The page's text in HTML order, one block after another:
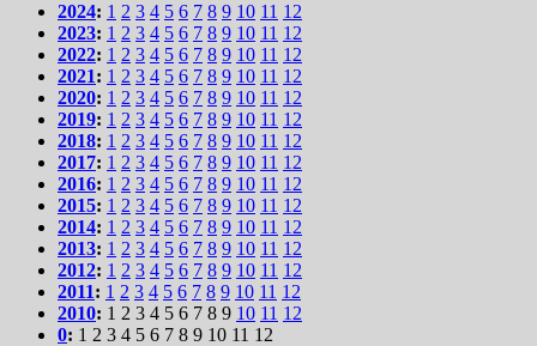
2024: 1 2 3 4 5 6 7 8 9 10 11 12
2023: 1 2 3 4 5 6 7 8 9 10 11 12
2022: 1 2 3 4 5 6 7 8 9 10 11 12
2021: 1 2 3 4 5 6 7 8 9 10 11 12
2020: 1 2 3 4 5 6 7 8 9 10 11 12
2019: 1 2 3 4 5 6 7 8 9 10 11 12
2018: 1 2 3 4 5 6 7 8 9 10 11 12
2017: 1 2 3 4 5 6 7 8 9 10 11 12
2016: 1 2 3 4 5 6 7 8 9 10 11 12
2015: 1 2 3 4 5 6 7 8 9 10 11 12
2014: 1 2 3 4 5 6 7 8 9 10 11 12
2013: 1 2 3 4 5 6 7 8 9 10 11 12
2012: 1 2 3 4 5 6 7 8 9 10 11 12
2011: 1 2 3 4 5 6 7 8 9 10 11 12
2010: 1 2 3 4 5 6 7 8 9 10 11 12
0: 1 2 3 4 5 6 7 8 9 10 11 12